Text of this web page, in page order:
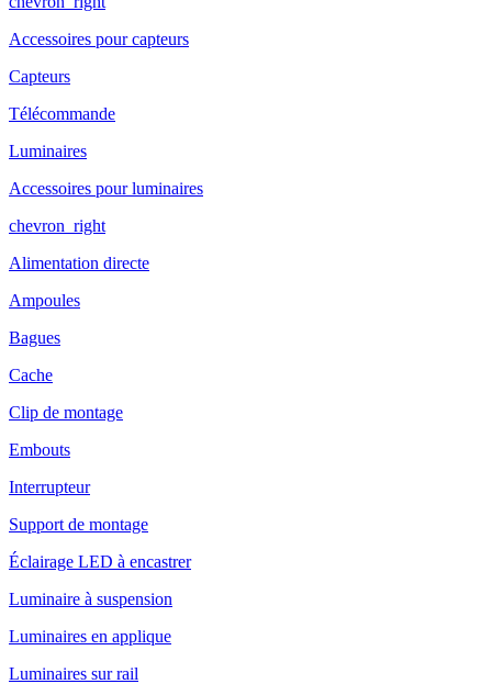
Accessoires pour capteurs
Capteurs
Télécommande
Luminaires
Accessoires pour luminaires
chevron_right
Alimentation directe
Ampoules
Bagues
Cache
Clip de montage
Embouts
Interrupteur
Support de montage
Éclairage LED à encastrer
Luminaire à suspension
Luminaires en applique
Luminaires sur rail